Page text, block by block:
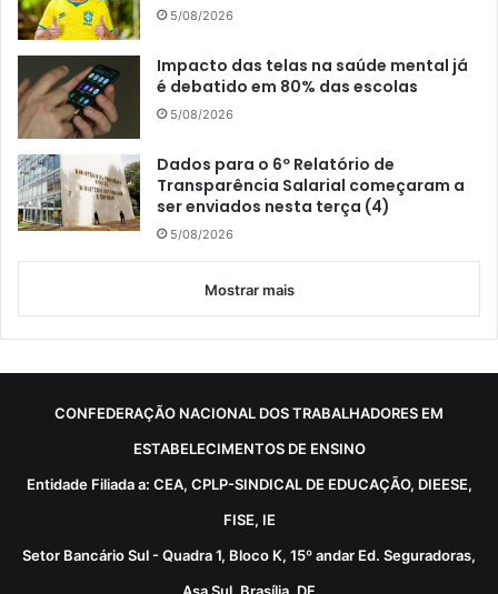
5/08/2026
Impacto das telas na saúde mental já
é debatido em 80% das escolas
5/08/2026
Dados para o 6º Relatório de
Transparência Salarial começaram a
ser enviados nesta terça (4)
5/08/2026
Mostrar mais
CONFEDERAÇÃO NACIONAL DOS TRABALHADORES EM
ESTABELECIMENTOS DE ENSINO
Entidade Filiada a: CEA, CPLP-SINDICAL DE EDUCAÇÃO, DIEESE,
FISE, IE
Setor Bancário Sul - Quadra 1, Bloco K, 15º andar Ed. Seguradoras,
Asa Sul, Brasília, DF